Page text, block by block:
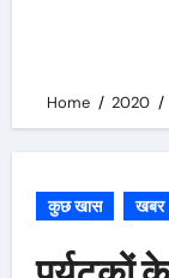
Home 2020
कुछ खास खबर